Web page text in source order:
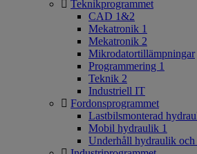
Teknikprogrammet
CAD 1&2
Mekatronik 1
Mekatronik 2
Mikrodatortillämpningar
Programmering 1
Teknik 2
Industriell IT
Fordonsprogrammet
Lastbilsmonterad
Mobil hydraulik 1
Underhåll hydraulik och